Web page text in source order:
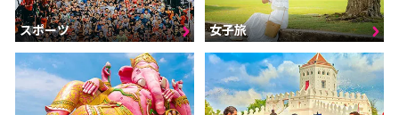
スポーツ 女子旅